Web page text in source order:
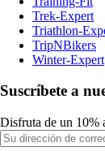
Trek-Expert
Triathlon-
TripNBikers
Winter-Expert
Suscríbete a
Disfruta de un 10%